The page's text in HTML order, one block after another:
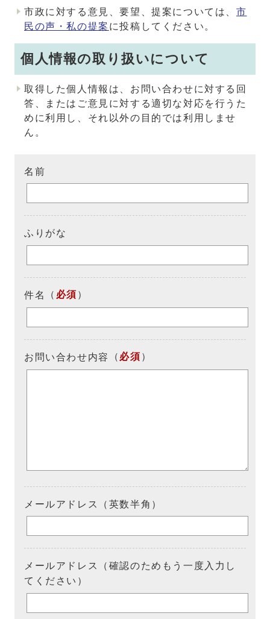
市政に対する意見、要望、提案については、 市
民の声・私の提案 に投稿してください。
個人情報の取り扱いについて
取得した個人情報は、お問い合わせに対する回
答、またはご意見に対する適切な対応を行うた
めに利用し、それ以外の目的では利用しませ
ん。
名前
ふりがな
件名 （ 必須 ）
お問い合わせ内容 （ 必須 ）
メールアドレス（英数半角）
メールアドレス（確認のためもう一度入力し
てください）